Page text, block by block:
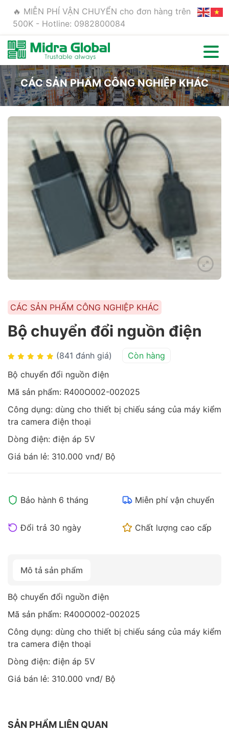
🔥 MIỄN PHÍ VẬN CHUYỂN cho đơn hàng trên
500K - Hotline: 0982800084
CÁC SẢN PHẨM CÔNG NGHIỆP KHÁC
CÁC SẢN PHẨM CÔNG NGHIỆP KHÁC
Bộ chuyển đổi nguồn điện
(841 đánh giá)
Còn hàng
Bộ chuyển đổi nguồn điện
Mã sản phẩm: R400O002-002025
Công dụng: dùng cho thiết bị chiếu sáng của máy kiểm
tra camera điện thoại
Dòng điện: điện áp 5V
Giá bán lẻ: 310.000 vnđ/ Bộ
Bảo hành 6 tháng Miễn phí vận chuyển
Đổi trả 30 ngày Chất lượng cao cấp
Mô tả sản phẩm
Bộ chuyển đổi nguồn điện
Mã sản phẩm: R400O002-002025
Công dụng: dùng cho thiết bị chiếu sáng của máy kiểm
tra camera điện thoại
Dòng điện: điện áp 5V
Giá bán lẻ: 310.000 vnđ/ Bộ
SẢN PHẨM LIÊN QUAN